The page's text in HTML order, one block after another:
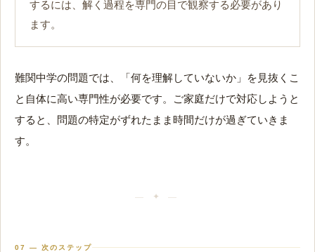
するには、解く過程を専門の目で観察する必要があり
ます。
難関中学の問題では、「何を理解していないか」を見抜くこ
と自体に高い専門性が必要です。ご家庭だけで対応しようと
すると、問題の特定がずれたまま時間だけが過ぎていきま
す。
07 — 次のステップ